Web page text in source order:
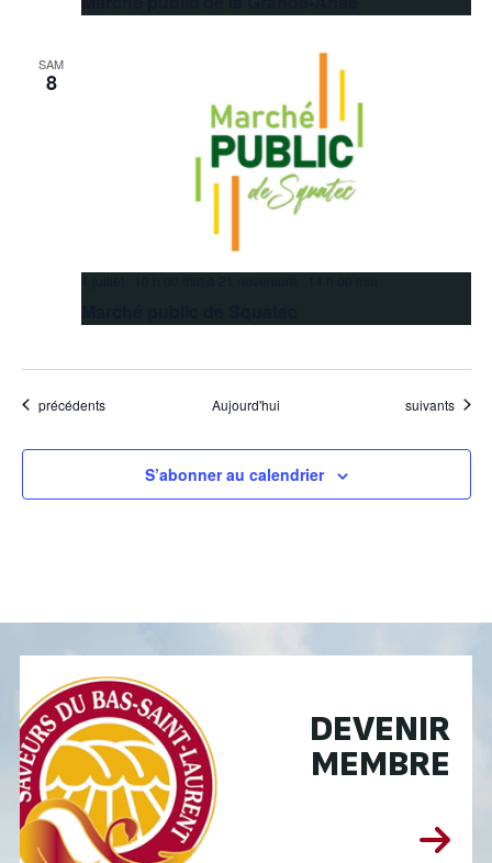
SAM
8
Évènements
précédents Aujourd'hui Évènements
suivants
S’abonner au calendrier
DEVENIR
MEMBRE